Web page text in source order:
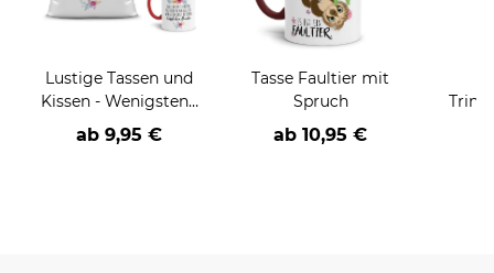
Lustige Tassen und
Kissen - Wenigstens
hast du keine
hässlichen
ab 9,95 €
Tasse Faultier mit
Spruch
ab 10,95 €